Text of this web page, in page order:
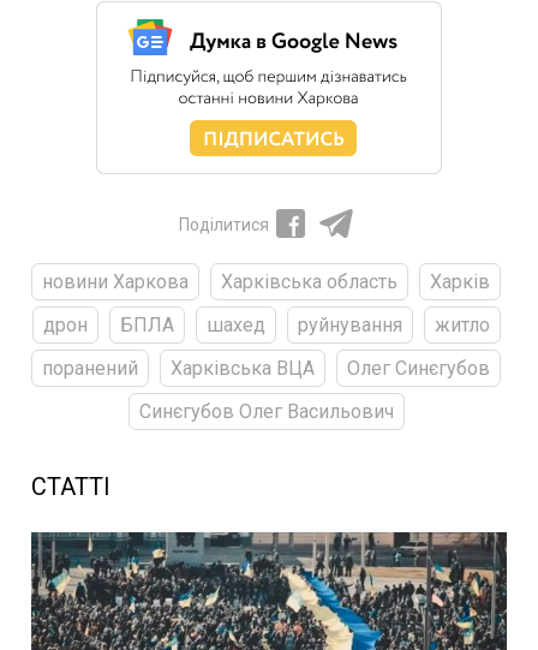
Поділитися
новини Харкова Харківська область
Харків
дрон
БПЛА шахед руйнування
житло
поранений
Харківська ВЦА
Олег Синєгубов
Синєгубов Олег Васильович
СТАТТІ